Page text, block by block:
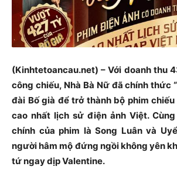
(Kinhtetoancau.net) – Với doanh thu
công chiếu, Nhà Bà Nữ đã chính thức
đài Bố già để trở thành bộ phim
cao nhất lịch sử điện ảnh Việt.
chính của phim là Song Luân và
người hâm mộ đứng ngồi không yên
tứ ngay dịp Valentine.